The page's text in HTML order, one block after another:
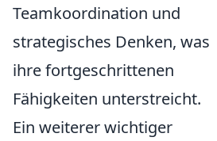
Teamkoordination und
strategisches Denken, was
ihre fortgeschrittenen
Fähigkeiten unterstreicht.
Ein weiterer wichtiger